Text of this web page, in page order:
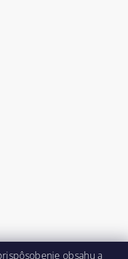
UV filtrom STANDARD
obsahu a